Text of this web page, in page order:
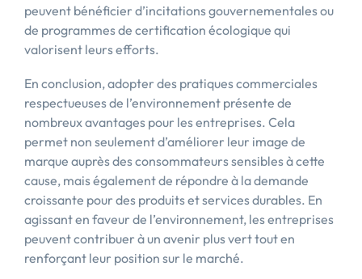
peuvent bénéficier d’incitations gouvernementales ou
de programmes de certification écologique qui
valorisent leurs efforts.
En conclusion, adopter des pratiques commerciales
respectueuses de l’environnement présente de
nombreux avantages pour les entreprises. Cela
permet non seulement d’améliorer leur image de
marque auprès des consommateurs sensibles à cette
cause, mais également de répondre à la demande
croissante pour des produits et services durables. En
agissant en faveur de l’environnement, les entreprises
peuvent contribuer à un avenir plus vert tout en
renforçant leur position sur le marché.